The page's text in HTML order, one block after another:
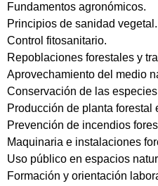
Fundamentos agronómicos.
Principios de sanidad vegetal.
Control fitosanitario.
Repoblaciones forestales y
Aprovechamiento del medio
Conservación de las
Producción de planta forestal
Prevención de incendios
Maquinaria e instalaciones
Uso público en espacios
Formación y orientación